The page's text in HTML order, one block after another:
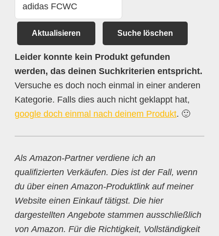
Aktualisieren Suche löschen
Leider konnte kein Produkt gefunden
werden, das deinen Suchkriterien entspricht.
Versuche es doch noch einmal in einer anderen
Kategorie. Falls dies auch nicht geklappt hat,
google doch einmal nach deinem Produkt. 🙂
Als Amazon-Partner verdiene ich an
qualifizierten Verkäufen. Dies ist der Fall, wenn
du über einen Amazon-Produktlink auf meiner
Website einen Einkauf tätigst. Die hier
dargestellten Angebote stammen ausschließlich
von Amazon. Für die Richtigkeit, Vollständigkeit